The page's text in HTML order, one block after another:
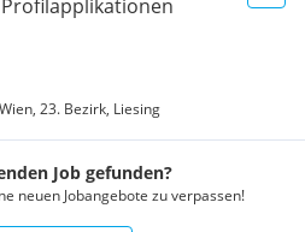
23. Bezirk, Liesing
Job gefunden?
neuen Jobangebote zu verpassen!